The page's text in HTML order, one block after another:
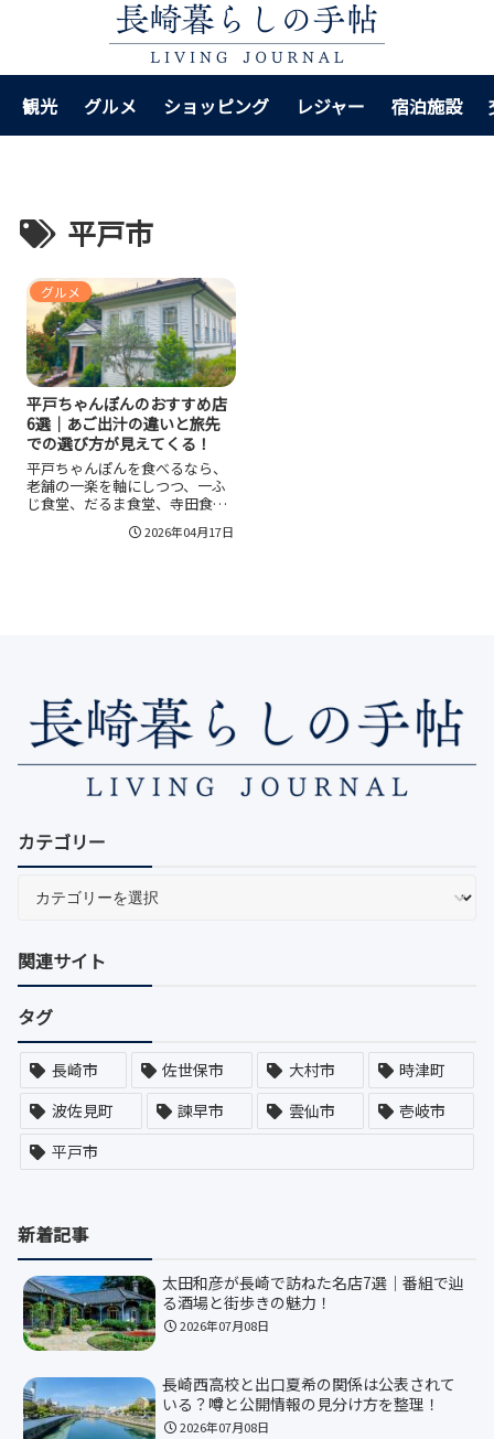
観光 グルメ ショッピング レジャー 宿泊施設
平戸市
グルメ
平戸ちゃんぽんのおすすめ店
6選｜あご出汁の違いと旅先
での選び方が見えてくる！
平戸ちゃんぽんを食べるなら、
老舗の一楽を軸にしつつ、一ふ
じ食堂、だるま食堂、寺田食
堂、元祖海鮮ちゃんぽん平戸、
うどんの亀まで比較すると選び
2026年04月17日
カテゴリー
関連サイト
タグ
長崎市 佐世保市 大村市
時津町
波佐見町
諫早市 雲仙市
壱岐市
平戸市
新着記事
太田和彦が長崎で訪ねた名店7選｜番組で辿
る酒場と街歩きの魅力！
2026年07月08日
長崎西高校と出口夏希の関係は公表されて
いる？噂と公開情報の見分け方を整理！
2026年07月08日